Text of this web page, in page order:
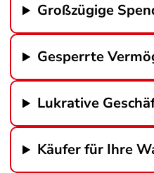
Großzügige
Gesperrte
Lukrative
Käufer für Ihre